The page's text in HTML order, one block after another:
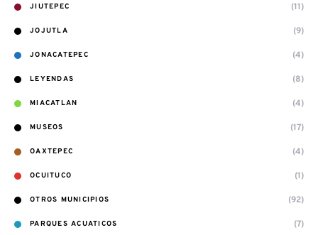
JIUTEPEC (11)
JOJUTLA (9)
JONACATEPEC (4)
LEYENDAS (8)
MIACATLAN (4)
MUSEOS (17)
OAXTEPEC (4)
OCUITUCO (1)
OTROS MUNICIPIOS (92)
PARQUES ACUATICOS (7)